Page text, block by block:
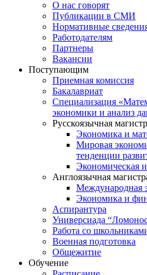
О нас говорят
Публикации в СМИ
Нормативные
Работодателям
Партнеры
Вакансии
Поступающим
Приемная комиссия
Бакалавриат
Специализация
экономики и анализ
Русскоязычная
Экономика и
Мировая
тенденции
Экономическая
Англоязычная
Международная
Экономика и
Аспирантура
Универсиада
Работа со
Военная подготовка
Общежитие
Обучение